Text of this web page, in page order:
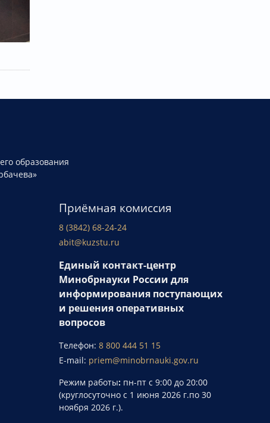
образования
Приёмная комиссия
8 (3842) 68-24-24
abit@kuzstu.ru
Единый контакт-центр
Минобрнауки России для
информирования поступающих
и решения оперативных
вопросов
Телефон:8 800 444 51 15
E-mail: priem@minobrnauki.gov.ru
Режим работы: пн-пт с 9:00 до 20:00
(круглосуточно с 1 июня 2026 г.по 30
ноября 2026 г.).